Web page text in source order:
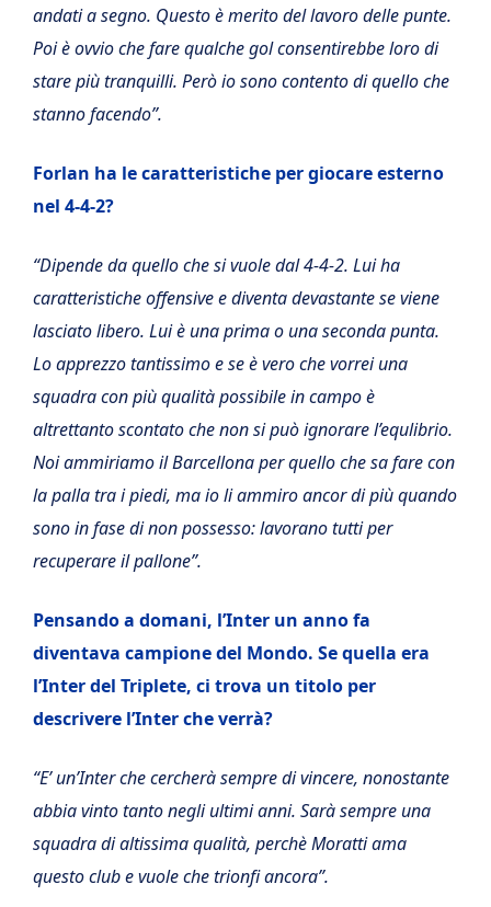
andati a segno. Questo è merito del lavoro delle punte.
Poi è ovvio che fare qualche gol consentirebbe loro di
stare più tranquilli. Però io sono contento di quello che
stanno facendo”.
Forlan ha le caratteristiche per giocare esterno
nel 4-4-2?
“Dipende da quello che si vuole dal 4-4-2. Lui ha
caratteristiche offensive e diventa devastante se viene
lasciato libero. Lui è una prima o una seconda punta.
Lo apprezzo tantissimo e se è vero che vorrei una
squadra con più qualità possibile in campo è
altrettanto scontato che non si può ignorare l’equlibrio.
Noi ammiriamo il Barcellona per quello che sa fare con
la palla tra i piedi, ma io li ammiro ancor di più quando
sono in fase di non possesso: lavorano tutti per
recuperare il pallone”.
Pensando a domani, l’Inter un anno fa
diventava campione del Mondo. Se quella era
l’Inter del Triplete, ci trova un titolo per
descrivere l’Inter che verrà?
“E’ un’Inter che cercherà sempre di vincere, nonostante
abbia vinto tanto negli ultimi anni. Sarà sempre una
squadra di altissima qualità, perchè Moratti ama
questo club e vuole che trionfi ancora”.